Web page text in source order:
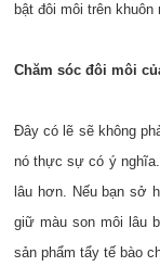
bật đôi môi trên khuôn
Chăm sóc đôi môi
Đây có lẽ sẽ không
nó thực sự có ý
lâu hơn. Nếu bạn sở
giữ màu son môi lâu
sản phẩm tẩy tế bào